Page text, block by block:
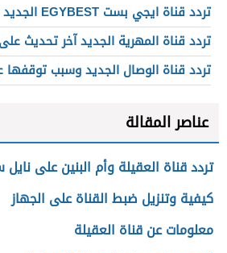
تردد قناة ايجي بست EGYBEST الجديد على نايل سات
تردد قناة المهرية الجديد آخر تحديث
تردد قناة الوصال الجديد وسبب توقفها
عناصر المقالة
تردد قناة العقيلة وأم البنين على
كيفية وتنزيل ضبط القناة على الجهاز
معلومات عن قناة العقيلة